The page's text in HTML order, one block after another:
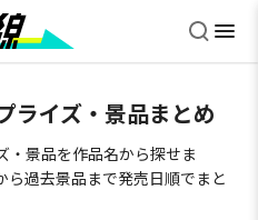
ライズ・景品まとめ
・景品を作品名から探せま
過去景品まで発売日順でまと